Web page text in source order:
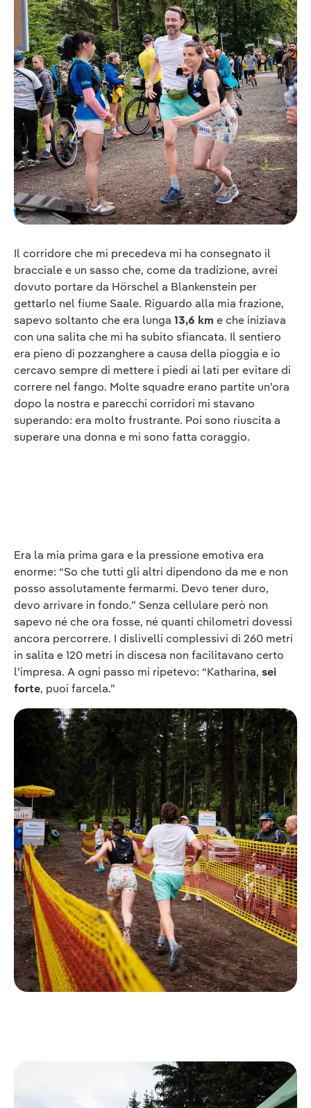
Il corridore che mi precedeva mi ha consegnato il
bracciale e un sasso che, come da tradizione, avrei
dovuto portare da Hörschel a Blankenstein per
gettarlo nel fiume Saale. Riguardo alla mia frazione,
sapevo soltanto che era lunga 13,6 km e che iniziava
con una salita che mi ha subito sfiancata. Il sentiero
era pieno di pozzanghere a causa della pioggia e io
cercavo sempre di mettere i piedi ai lati per evitare di
correre nel fango. Molte squadre erano partite un’ora
dopo la nostra e parecchi corridori mi stavano
superando: era molto frustrante. Poi sono riuscita a
superare una donna e mi sono fatta coraggio.
Era la mia prima gara e la pressione emotiva era
enorme: “So che tutti gli altri dipendono da me e non
posso assolutamente fermarmi. Devo tener duro,
devo arrivare in fondo.” Senza cellulare però non
sapevo né che ora fosse, né quanti chilometri dovessi
ancora percorrere. I dislivelli complessivi di 260 metri
in salita e 120 metri in discesa non facilitavano certo
l’impresa. A ogni passo mi ripetevo: “Katharina, sei
forte, puoi farcela.”